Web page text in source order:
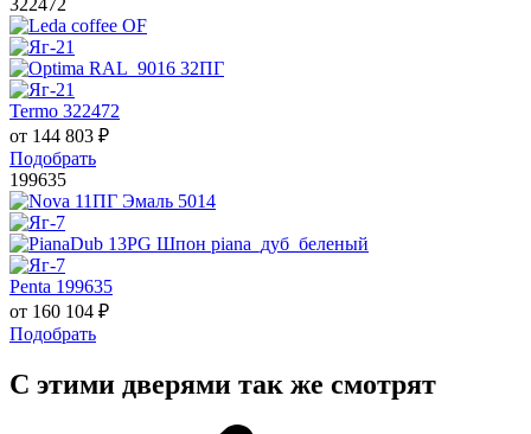
322472
Termo 322472
от 144 803 ₽
Подобрать
199635
Penta 199635
от 160 104 ₽
Подобрать
С этими дверями так же смотрят